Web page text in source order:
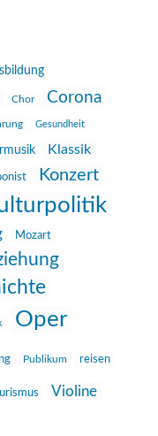
Chor Corona
Gesundheit
Klassik
Konzert
Mozart
Oper
Publikum reisen
Violine